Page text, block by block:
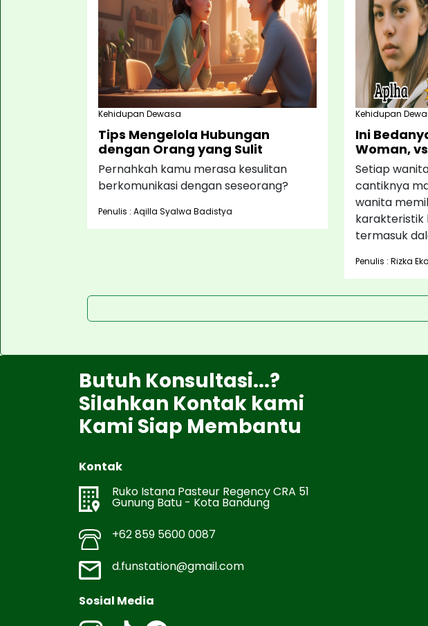
Kehidupan Dewasa
Tips Mengelola Hubungan
dengan Orang yang Sulit
Pernahkah kamu merasa kesulitan
berkomunikasi dengan seseorang?
Penulis : Aqilla Syalwa Badistya
Kehidupan
Ini
Woman,
Setiap
cantiknya
wanita
karakteristik
termasuk
Penulis : Rizka
Butuh Konsultasi...?
Silahkan Kontak kami
Kami Siap Membantu
Kontak
Ruko Istana Pasteur Regency CRA 51
Gunung Batu - Kota Bandung
+62 859 5600 0087
d.funstation@gmail.com
Sosial Media